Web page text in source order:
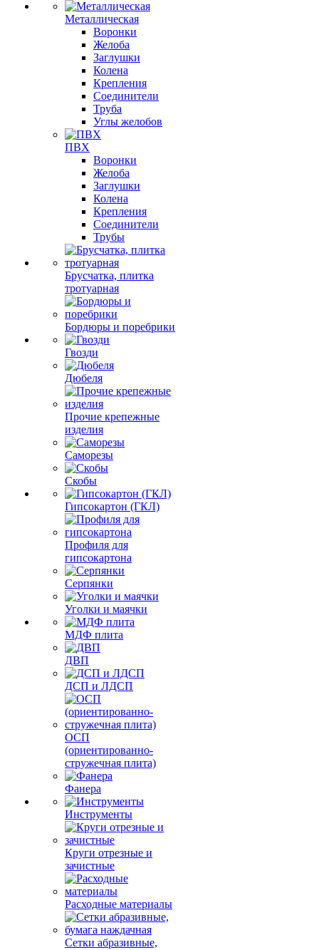
Металлическая
Воронки
Желоба
Заглушки
Колена
Крепления
Соединители
Труба
Углы желобов
ПВХ
Воронки
Желоба
Заглушки
Колена
Крепления
Соединители
Трубы
Брусчатка, плитка
тротуарная
Бордюры и поребрики
Гвозди
Дюбеля
Прочие крепежные
изделия
Саморезы
Скобы
Гипсокартон (ГКЛ)
Профиля для
гипсокартона
Серпянки
Уголки и маячки
МДФ плита
ДВП
ДСП и ЛДСП
ОСП
(ориентированно-
стружечная плита)
Фанера
Инструменты
Круги отрезные и
зачистные
Расходные материалы
Сетки абразивные,